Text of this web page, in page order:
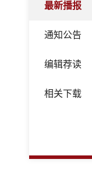
最新播报
通知公告
编辑荐读
相关下载